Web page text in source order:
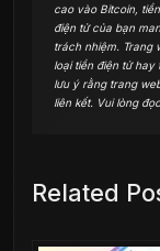
cao vào Bitcoin,
điện tử của bạn
trách nhiệm. Trang
loại tiền điện tử hay
lưu ý rằng trang
liên kết. Vui lòng
Related